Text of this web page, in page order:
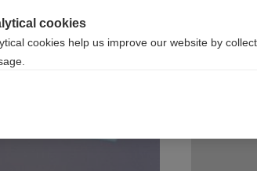
Grâce à
l'École sur
cookies
cookies help us improve our website by
cookies are used to track visitors across
and engaging advertisements. By enabling